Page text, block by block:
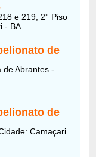
e 219, 2° Piso
- BA
de
de Abrantes -
de
Camaçari